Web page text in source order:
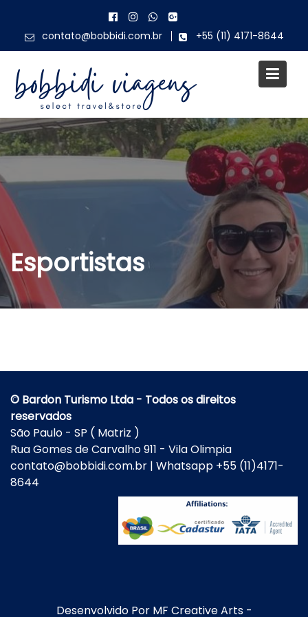
content contato@bobbidi.com.br +55 (11) 4171-8644
Esportistas
© Bardon Turismo Ltda - Todos os direitos
reservados
São Paulo - SP ( Matriz )
Rua Gomes de Carvalho 911 - Vila Olimpia
contato@bobbidi.com.br | Whatsapp +55 (11)4171-
8644
Desenvolvido Por MF Creative Arts-